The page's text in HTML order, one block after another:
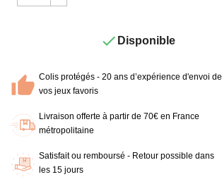
 Disponible
Colis protégés - 20 ans d’expérience d'envoi de
vos jeux favoris
Livraison offerte à partir de 70€ en France
métropolitaine
Satisfait ou remboursé - Retour possible dans
les 15 jours